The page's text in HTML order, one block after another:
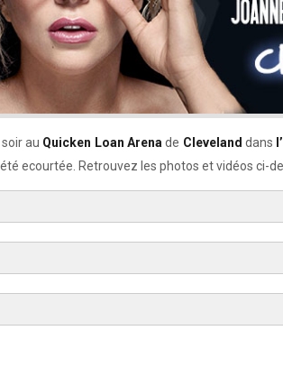
soir au Quicken Loan Arena de Cleveland dans
ecourtée. Retrouvez les photos et vidéos ci-